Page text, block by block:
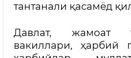
тантанали қасамёд
Давлат, жамоат
вакиллари, ҳарбий